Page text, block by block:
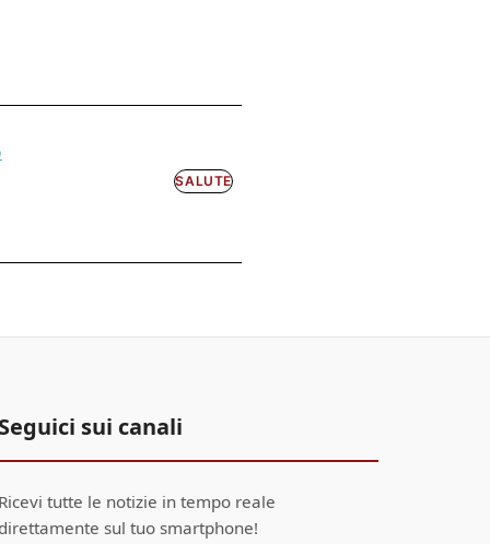
SALUTE
sui canali
tutte le notizie in tempo reale
sul tuo smartphone!